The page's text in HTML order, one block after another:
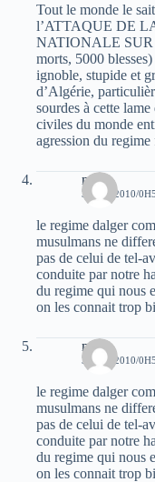
Tout le monde le
l’ATTAQUE DE
NATIONALE
morts, 5000
ignoble, stupide et
d’Algérie,
sourdes à cette
civiles du monde
agression du
nadir
3 JUIN 2010/
le regime dalger
musulmans ne
pas de celui de tel-
conduite par notre
du regime qui nous
on les connait trop
nadir
3 JUIN 2010/
le regime dalger
musulmans ne
pas de celui de tel-
conduite par notre
du regime qui nous
on les connait trop